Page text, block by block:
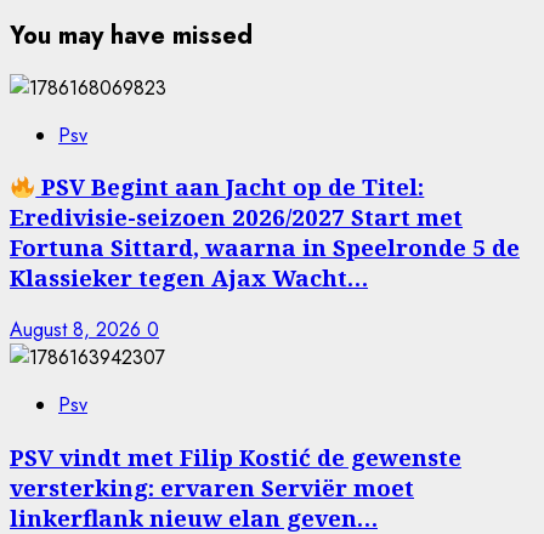
You may have missed
Psv
PSV Begint aan Jacht op de Titel:
Eredivisie-seizoen 2026/2027 Start met
Fortuna Sittard, waarna in Speelronde 5 de
Klassieker tegen Ajax Wacht…
August 8, 2026 0
Psv
PSV vindt met Filip Kostić de gewenste
versterking: ervaren Serviër moet
linkerflank nieuw elan geven…